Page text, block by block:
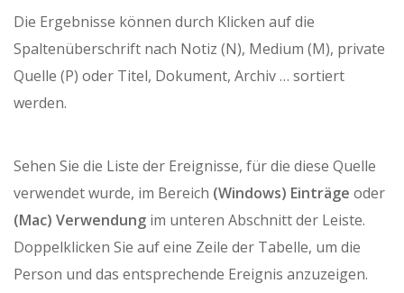
Die Ergebnisse können durch Klicken auf die
Spaltenüberschrift nach Notiz (N), Medium (M), private
Quelle (P) oder Titel, Dokument, Archiv … sortiert
werden.
Sehen Sie die Liste der Ereignisse, für die diese Quelle
verwendet wurde, im Bereich (Windows) Einträge oder
(Mac) Verwendung im unteren Abschnitt der Leiste.
Doppelklicken Sie auf eine Zeile der Tabelle, um die
Person und das entsprechende Ereignis anzuzeigen.